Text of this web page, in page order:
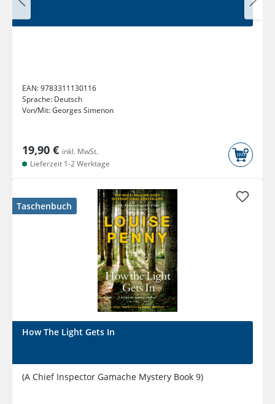
EAN:9783311130116
Sprache: Deutsch
Von/Mit:Georges Simenon
19,90 € inkl. MwSt.
Lieferzeit 1-2 Werktage
Taschenbuch
How The Light Gets In
(A Chief Inspector Gamache Mystery Book 9)